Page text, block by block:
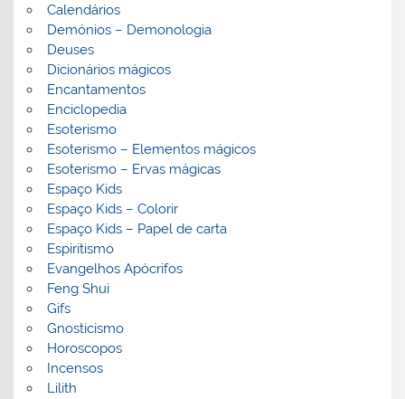
Calendários
Demónios – Demonologia
Deuses
Dicionários mágicos
Encantamentos
Enciclopedia
Esoterismo
Esoterismo – Elementos mágicos
Esoterismo – Ervas mágicas
Espaço Kids
Espaço Kids – Colorir
Espaço Kids – Papel de carta
Espiritismo
Evangelhos Apócrifos
Feng Shui
Gifs
Gnosticismo
Horoscopos
Incensos
Lilith